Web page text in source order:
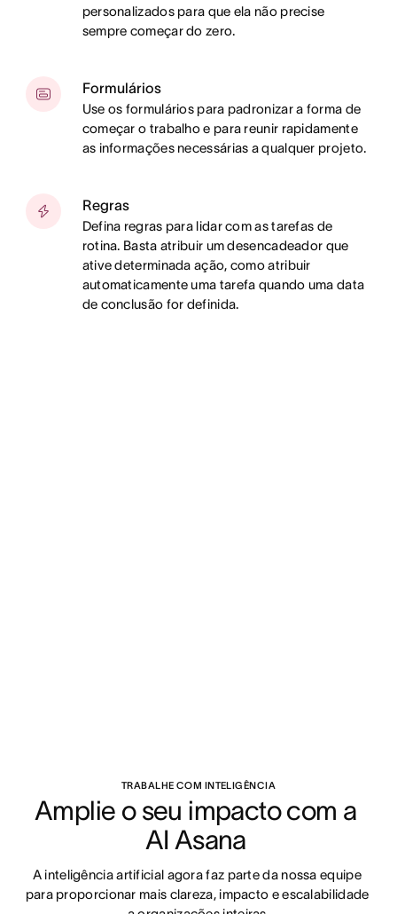
personalizados para que ela não precise
sempre começar do zero.
Formulários
Use os formulários para padronizar a forma de
começar o trabalho e para reunir rapidamente
as informações necessárias a qualquer projeto.
Regras
Defina regras para lidar com as tarefas de
rotina. Basta atribuir um desencadeador que
ative determinada ação, como atribuir
automaticamente uma tarefa quando uma data
de conclusão for definida.
TRABALHE COM INTELIGÊNCIA
Amplie o seu impacto com a
AI Asana
A inteligência artificial agora faz parte da nossa equipe
para proporcionar mais clareza, impacto e escalabilidade